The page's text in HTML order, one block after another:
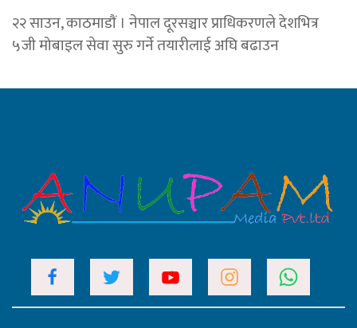
२२ साउन, काठमाडाैं । नेपाल दूरसञ्चार प्राधिकरणले देशभित्र
५जी मोबाइल सेवा सुरु गर्ने तयारीलाई अघि बढाउन